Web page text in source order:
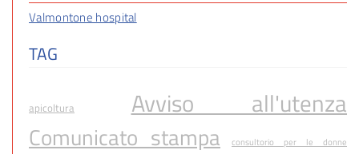
Valmontone hospital
TAG
apicoltura Avviso all'utenza
Comunicato stampa consultorio per le donne